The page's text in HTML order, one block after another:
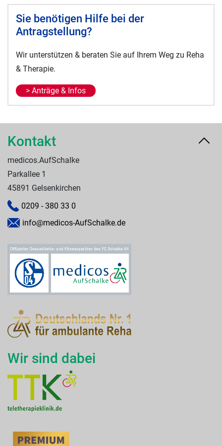
Sie benötigen Hilfe bei der
Antragstellung?
Wir unterstützen & beraten Sie auf Ihrem Weg zu Reha
& Therapie.
> Anträge & Infos
Wir sind dabei
Kontakt
medicos.AufSchalke
Parkallee 1
45891 Gelsenkirchen
0209 - 380 33 0
info@medicos-AufSchalke.de